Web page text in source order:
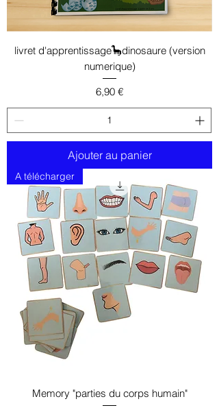
livret d'apprentissage🦕dinosaure (version
numerique)
Prix
6,90 €
Ajouter au panier
A télécharger
Memory "parties du corps humain"